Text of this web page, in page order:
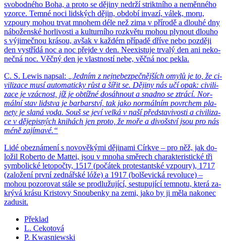
svo­bod­né­ho Boha, a proto se dě­ji­ny ne­dr­ží strikt­ní­ho a ne­měn­né­ho
vzor­ce. Temné noci lid­ských dějin, ob­do­bí in­va­zí, válek, moru,
vzpou­ry mohou trvat mno­hem déle než zima v pří­ro­dě a dlou­hé dny
ná­bo­žen­ské hor­li­vos­ti a kul­tur­ní­ho roz­kvě­tu mohou ply­nout dlou­ho
s vý­ji­meč­nou krá­sou, avšak v kaž­dém pří­pa­dě dříve nebo poz­dě­ji
den vy­stří­dá noc a noc pře­jde v den. Ne­e­xis­tu­je tr­va­lý den ani ne­ko­
neč­ná noc. Věčný den je vlast­nos­tí nebe, věčná noc pekla.
C. S. Lewis na­psal:
„Jed­ním z nej­ne­bez­peč­něj­ších omylů je to, že ci­
vi­li­za­ce musí au­to­ma­tic­ky růst a šířit se. Dě­ji­ny nás učí opak: ci­vi­li­
za­ce je vzác­nost, jíž je ob­tíž­né do­sáh­nout a snad­no se ztrá­cí. Nor­
mál­ní stav lid­stva je bar­bar­ství, tak jako nor­mál­ním po­vr­chem pla­
ne­ty je slaná voda. Souš se jeví velká v naší před­sta­vi­vos­ti a ci­vi­li­za­
ce v dě­je­pis­ných kni­hách jen proto, že moře a di­voš­ství jsou pro nás
méně za­jí­ma­vé.“
Lidé obe­zná­me­ní s no­vo­vě­ký­mi dě­ji­na­mi Církve – pro něž, jak do­
lo­žil Ro­ber­to de Mat­tei, jsou v mnoha smě­rech cha­rak­te­ris­tic­ké tři
sym­bo­lic­ké le­to­poč­ty, 1517 (po­čá­tek pro­tes­tant­ské vzpou­ry), 1717
(za­lo­že­ní první zed­nář­ské lóže) a 1917 (bol­še­vic­ká re­vo­lu­ce) –
mohou po­zo­ro­vat stále se pro­dlu­žu­jí­cí, se­stu­pu­jí­cí tem­no­tu, která za­
krý­vá krásu Kris­to­vy Snou­ben­ky na zemi, jako by ji měla na­ko­nec
za­du­sit.
Překlad
L. Cekotová
P. Kwasniewski